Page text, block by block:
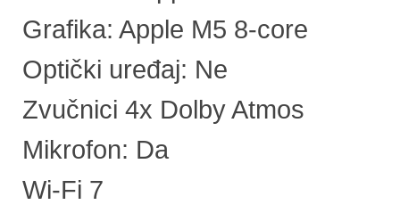
Grafika: Apple M5 8-core
Optički uređaj: Ne
Zvučnici 4x Dolby Atmos
Mikrofon: Da
Wi-Fi 7